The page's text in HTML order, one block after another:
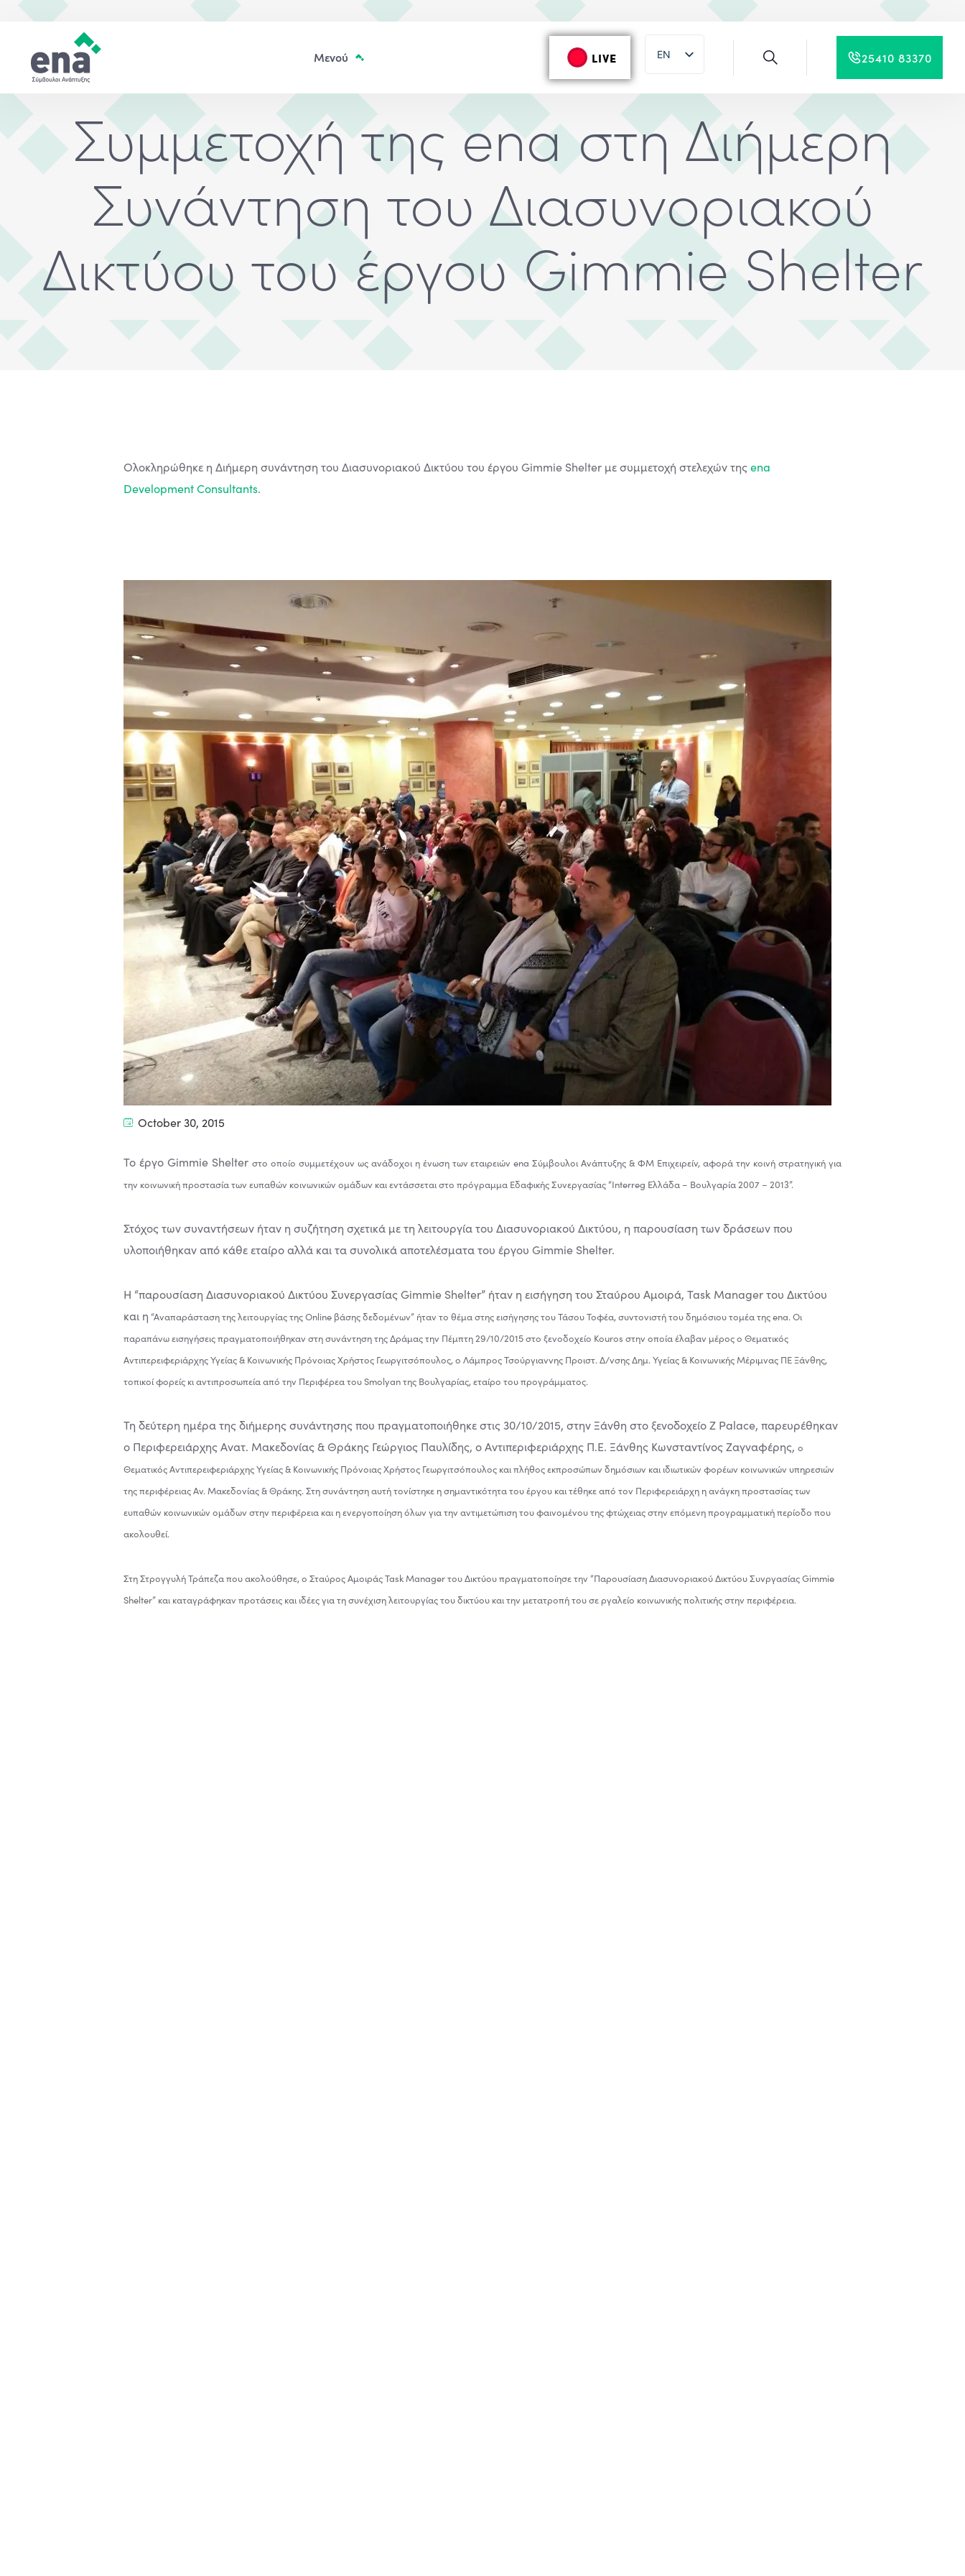
LIVE
EN
EL
25410 83370
Συμμετοχή της ena στη Διήμερη
Συνάντηση του Διασυνοριακού
Δικτύου του έργου Gimmie Shelter
Ολοκληρώθηκε η Διήμερη συνάντηση του Διασυνοριακού Δικτύου του έργου Gimmie Shelter με συμμετοχή στελεχών τηςena
Development Consultants.
October 30, 2015
Το έργο Gimmie Shelter στο οποίο συμμετέχουν ως ανάδοχοι η ένωση των εταιρειών ena Σύμβουλοι Ανάπτυξης & ΦΜ Επιχειρείν,αφορά την κοινή στρατηγική για
την κοινωνική προστασία των ευπαθών κοινωνικών ομάδων και εντάσσεται στο πρόγραμμα Εδαφικής Συνεργασίας “Interreg Ελλάδα – Βουλγαρία 2007 – 2013”.
Στόχος των συναντήσεων ήταν η συζήτηση σχετικά με τη λειτουργία του Διασυνοριακού Δικτύου, η παρουσίαση των δράσεων που
υλοποιήθηκαν από κάθε εταίρο αλλά και τα συνολικά αποτελέσματα του έργου Gimmie Shelter.
Η “παρουσίαση Διασυνοριακού Δικτύου Συνεργασίας Gimmie Shelter” ήταν η εισήγηση του Σταύρου Αμοιρά, Task Manager του Δικτύου
και η “Αναπαράσταση της λειτουργίας της Online βάσης δεδομένων” ήταν το θέμα στης εισήγησης του Τάσου Τοφέα, συντονιστή του δημόσιου τομέα της ena. Οι
παραπάνω εισηγήσειςπραγματοποιήθηκαν στη συνάντηση της Δράμας την Πέμπτη 29/10/2015 στο ξενοδοχείο Kouros στην οποία έλαβαν μέρος ο Θεματικός
Αντιπερειφεριάρχης Υγείας & Κοινωνικής Πρόνοιας Χρήστος Γεωργιτσόπουλος, ο Λάμπρος Τσούργιαννης Προιστ. Δ/νσης Δημ. Υγείας & Κοινωνικής Μέριμνας ΠΕ Ξάνθης,
τοπικοί φορείς κι αντιπροσωπεία από την Περιφέρεα του Smolyan της Βουλγαρίας, εταίρο του προγράμματος.
Τη δεύτερη ημέρα της διήμερης συνάντησης που πραγματοποιήθηκε στις 30/10/2015, στην Ξάνθη στο ξενοδοχείο Z Palace, παρευρέθηκαν
ο Περιφερειάρχης Ανατ. Μακεδονίας & Θράκης Γεώργιος Παυλίδης, ο Αντιπεριφεριάρχης Π.Ε. Ξάνθης Κωνσταντίνος Ζαγναφέρης, ο
Θεματικός Αντιπερειφεριάρχης Υγείας & Κοινωνικής Πρόνοιας Χρήστος Γεωργιτσόπουλος και πλήθος εκπροσώπων δημόσιων και ιδιωτικών φορέων κοινωνικών υπηρεσιών
της περιφέρειας Αν. Μακεδονίας & Θράκης. Στη συνάντηση αυτή τονίστηκε η σημαντικότητα του έργου και τέθηκε από τον Περιφερειάρχη η ανάγκη προστασίας των
ευπαθών κοινωνικών ομάδων στην περιφέρεια και η ενεργοποίηση όλων για την αντιμετώπιση του φαινομένου της φτώχειας στην επόμενη προγραμματική περίοδο που
ακολουθεί.
Στη Στρογγυλή Τράπεζα που ακολούθησε, ο Σταύρος Αμοιράς Task Manager του Δικτύου πραγματοποίησε την “Παρουσίαση Διασυνοριακού Δικτύου Συνργασίας Gimmie
Shelter” και καταγράφηκαν προτάσεις και ιδέες για τη συνέχιση λειτουργίας του δικτύου και την μετατροπή του σε ργαλείο κοινωνικής πολιτικής στην περιφέρεια.